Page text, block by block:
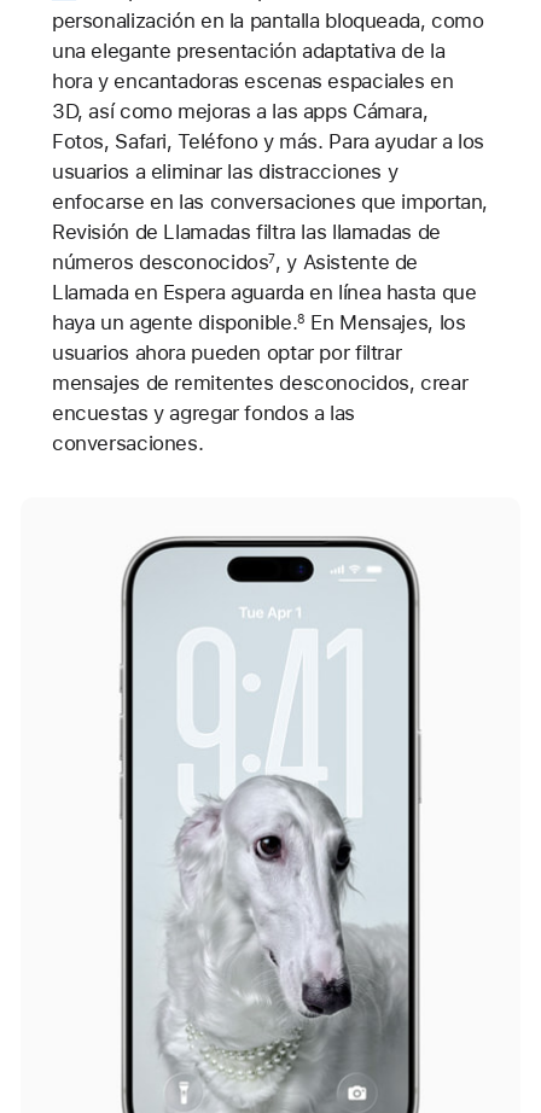
personalización en la pantalla bloqueada, como
una elegante presentación adaptativa de la
hora y encantadoras escenas espaciales en
3D, así como mejoras a las apps Cámara,
Fotos, Safari, Teléfono y más. Para ayudar a los
usuarios a eliminar las distracciones y
enfocarse en las conversaciones que importan,
Revisión de Llamadas filtra las llamadas de
números desconocidos7, y Asistente de
Llamada en Espera aguarda en línea hasta que
haya un agente disponible.8 En Mensajes, los
usuarios ahora pueden optar por filtrar
mensajes de remitentes desconocidos, crear
encuestas y agregar fondos a las
conversaciones.